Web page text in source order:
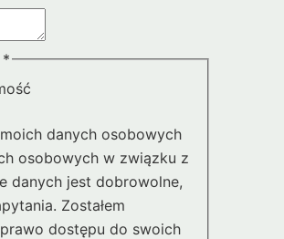
*
danych osobowych
osobowych w związku z
danych jest dobrowolne,
Zostałem
dostępu do swoich